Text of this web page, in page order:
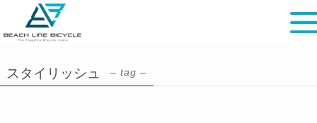
スタイリッシュ – tag –